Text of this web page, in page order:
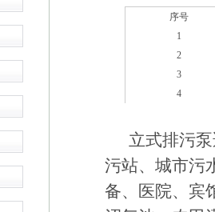
序号
1
2
3
4
立式排污泵
污站、城市污
备、医院、宾